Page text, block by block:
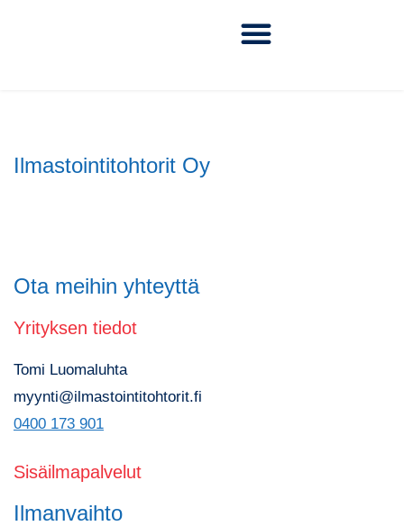
Ilmastointitohtorit Oy
Ota meihin yhteyttä
Yrityksen tiedot
Tomi Luomaluhta
myynti@ilmastointitohtorit.fi
0400 173 901
Sisäilmapalvelut
Ilmanvaihto